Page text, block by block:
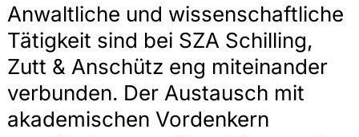
Anwaltliche und wissenschaftliche
Tätigkeit sind bei SZA Schilling,
Zutt & Anschütz eng miteinander
verbunden. Der Austausch mit
akademischen Vordenkern